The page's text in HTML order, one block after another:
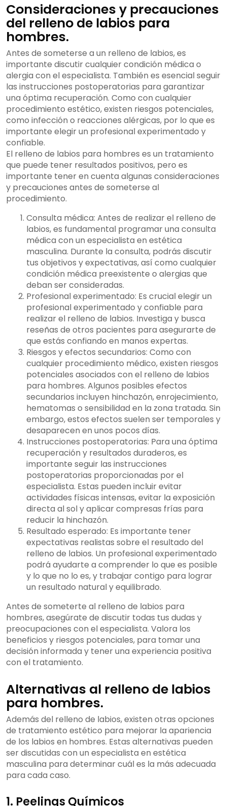
Consideraciones y precauciones
del relleno de labios para
hombres.
Antes de someterse a un relleno de labios, es
importante discutir cualquier condición médica o
alergia con el especialista. También es esencial seguir
las instrucciones postoperatorias para garantizar
una óptima recuperación. Como con cualquier
procedimiento estético, existen riesgos potenciales,
como infección o reacciones alérgicas, por lo que es
importante elegir un profesional experimentado y
confiable.
El relleno de labios para hombres es un tratamiento
que puede tener resultados positivos, pero es
importante tener en cuenta algunas consideraciones
y precauciones antes de someterse al
procedimiento.
Consulta médica: Antes de realizar el relleno de
labios, es fundamental programar una consulta
médica con un especialista en estética
masculina. Durante la consulta, podrás discutir
tus objetivos y expectativas, así como cualquier
condición médica preexistente o alergias que
deban ser consideradas.
Profesional experimentado: Es crucial elegir un
profesional experimentado y confiable para
realizar el relleno de labios. Investiga y busca
reseñas de otros pacientes para asegurarte de
que estás confiando en manos expertas.
Riesgos y efectos secundarios: Como con
cualquier procedimiento médico, existen riesgos
potenciales asociados con el relleno de labios
para hombres. Algunos posibles efectos
secundarios incluyen hinchazón, enrojecimiento,
hematomas o sensibilidad en la zona tratada. Sin
embargo, estos efectos suelen ser temporales y
desaparecen en unos pocos días.
Instrucciones postoperatorias: Para una óptima
recuperación y resultados duraderos, es
importante seguir las instrucciones
postoperatorias proporcionadas por el
especialista. Estas pueden incluir evitar
actividades físicas intensas, evitar la exposición
directa al sol y aplicar compresas frías para
reducir la hinchazón.
Resultado esperado: Es importante tener
expectativas realistas sobre el resultado del
relleno de labios. Un profesional experimentado
podrá ayudarte a comprender lo que es posible
y lo que no lo es, y trabajar contigo para lograr
un resultado natural y equilibrado.
Antes de someterte al relleno de labios para
hombres, asegúrate de discutir todas tus dudas y
preocupaciones con el especialista. Valora los
beneficios y riesgos potenciales, para tomar una
decisión informada y tener una experiencia positiva
con el tratamiento.
Alternativas al relleno de labios
para hombres.
Además del relleno de labios, existen otras opciones
de tratamiento estético para mejorar la apariencia
de los labios en hombres. Estas alternativas pueden
ser discutidas con un especialista en estética
masculina para determinar cuál es la más adecuada
para cada caso.
1. Peelings Químicos